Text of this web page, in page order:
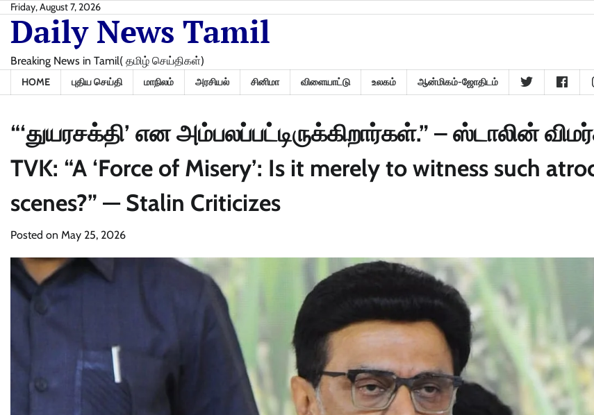
Skip
content
Friday, August 7, 2026
Daily News Tamil
Breaking News in Tamil( தமிழ் செய்திகள்)
HOME புதிய செய்தி மாநிலம் அரசியல் சினிமா விளையாட்டு உலகம் ஆன்மிகம்-ஜோதிடம்
“‘துயரசக்தி’ என அம்பலப்பட்டிருக்கிறார்கள்.” – ஸ்டாலின்
TVK: “A ‘Force of Misery’: Is it merely to witness such
scenes?” — Stalin Criticizes
Posted on May 25, 2026